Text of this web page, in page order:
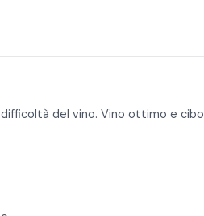
del vino. Vino ottimo e cibo